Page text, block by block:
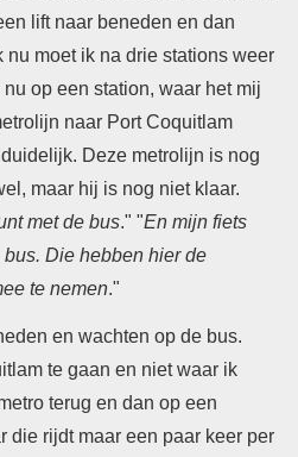
lift naar beneden en dan
nu moet ik na drie stations weer
op een station, waar het mij
naar Port Coquitlam
Deze metrolijn is nog
maar hij is nog niet klaar.
met de bus." "En mijn fiets
Die hebben hier de
te nemen."
en wachten op de bus.
te gaan en niet waar ik
terug en dan op een
die rijdt maar een paar keer per